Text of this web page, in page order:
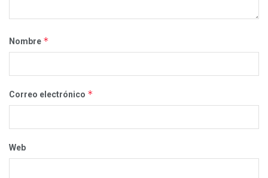
Nombre *
Correo electrónico *
Web